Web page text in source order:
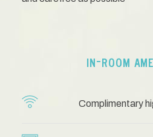
IN-ROOM
Complimentary